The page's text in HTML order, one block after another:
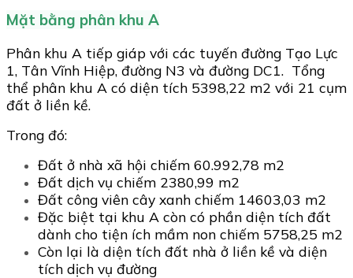
Mặt bằng phân khu A
Phân khu A tiếp giáp với các tuyến đường Tạo Lực
1, Tân Vĩnh Hiệp, đường N3 và đường DC1. Tổng
thể phân khu A có diện tích 5398,22 m2 với 21 cụm
đất ở liền kề.
Trong đó:
Đất ở nhà xã hội chiếm 60.992,78 m2
Đất dịch vụ chiếm 2380,99 m2
Đất công viên cây xanh chiếm 14603,03 m2
Đặc biệt tại khu A còn có phần diện tích đất
dành cho tiện ích mầm non chiếm 5758,25 m2
Còn lại là diện tích đất nhà ở liền kề và diện
tích dịch vụ đường